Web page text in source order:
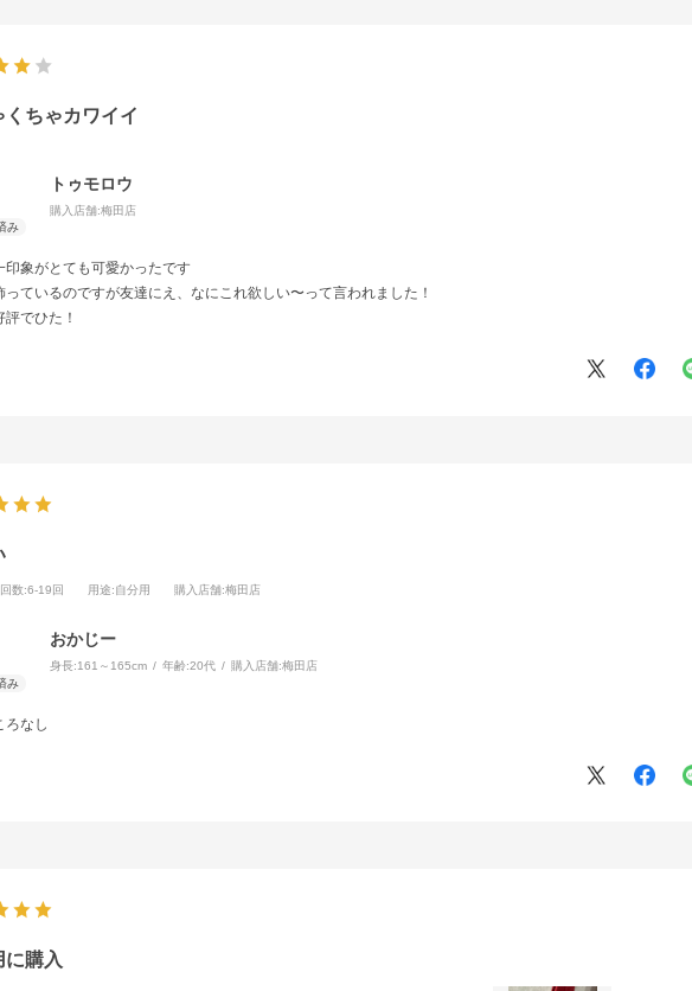
くちゃカワイイ
トゥモロウ
購入店舗:梅田店
印象がとても可愛かったです
っているのですが友達にえ、なにこれ欲しい〜って言われました！
評でひた！
数:6-19回 用途:自分用 購入店舗:梅田店
おかじー
身長:161～165cm 年齢:20代 購入店舗:梅田店
ろなし
に購入